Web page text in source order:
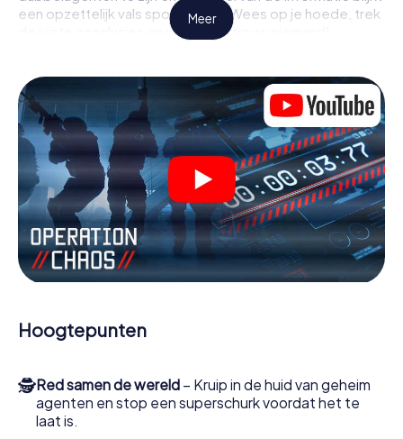
een opzettelijk vals spoor te zijn. Wees op je hoede, trek
de juiste conclusies en vooral: vertrouw niemand!
je niet opgesloten in een kamer waaruit je jezelf binnen
een bepaald tijdvenster moet bevrijden. Met deze
speurtocht met een smartphone wordt heel Estepona
jouw speelveld! De technische voorwaarden voor jouw
avontuur in Estepona zijn een smartphone en toegang tot
het mobiel internet. Met één klik krijg jij toegang tot onze
app. Je hoeft niets te installeren om door interactieve
video's, lastige minigames of andere functies in de actie
te worden getrokken.
Werk samen als een team, onderschep vijandige
spionnen en lok de handlangers van de schurk naar je toe.
excelleren om de slechteriken te stoppen. In
tegenstelling tot James Bond en Co. zullen jouw daden
jezelf en jouw team in de hoogste score van Estepona en
krijg toegang tot jouw eigen fotogalerij. De escape game
van myCityHunt verandert Estepona in jouw eigen
Meer
Hoogtepunten
🕵Red samen de wereld – Kruip in de huid van geheim
agenten en stop een superschurk voordat het te
laat is.